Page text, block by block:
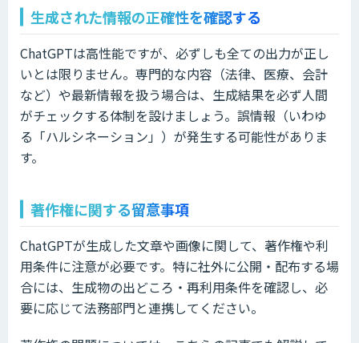
生成された情報の正確性を確認する
ChatGPTは高性能ですが、必ずしも全ての出力が正し
いとは限りません。専門的な内容（法律、医療、会計
など）や最新情報を扱う場合は、生成結果を必ず人間
がチェックする体制を設けましょう。誤情報（いわゆ
る「ハルシネーション」）が発生する可能性がありま
す。
著作権に関する留意事項
ChatGPTが生成した文章や画像に関して、著作権や利
用条件に注意が必要です。特に社外に公開・配布する場
合には、生成物の出どころ・再利用条件を確認し、必
要に応じて法務部門と連携してください。